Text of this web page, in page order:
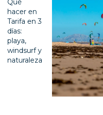
Qué
hacer en
Tarifa en 3
días:
playa,
windsurf y
naturaleza